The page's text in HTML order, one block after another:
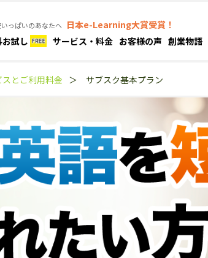
っぱいのあなたへ 日本e-Learning大賞受賞！
試し サービス・料金 お客様の声 創業物語
スとご利用料金 ＞ サブスク基本プラン